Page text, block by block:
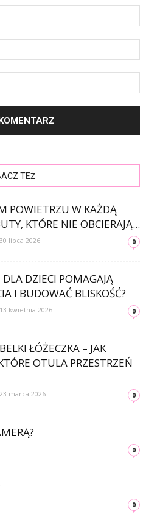
TEŻ
POWIETRZU W KAŻDĄ
KTÓRE NIE OBCIERAJĄ...
30 lipca 2026 0
DLA DZIECI POMAGAJĄ
I BUDOWAĆ BLISKOŚĆ?
13 kwietnia 2026 0
ŁÓŻECZKA – JAK
OTULA PRZESTRZEŃ
23 marca 2026 0
0
0